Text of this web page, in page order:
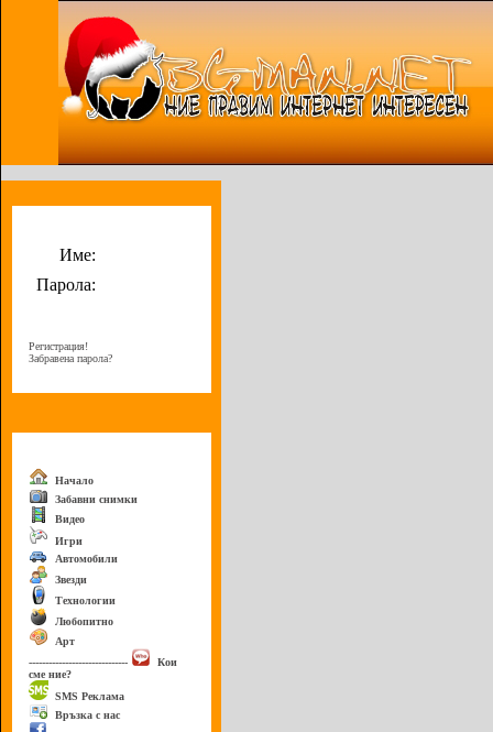
Име:
Парола:
Регистрация!
Забравена парола?
Начало
Забавни снимки
Видео
Игри
Автомобили
Звезди
Технологии
Любопитно
Арт
------------------------------
Кои
сме ние?
SMS Реклама
Връзка с нас